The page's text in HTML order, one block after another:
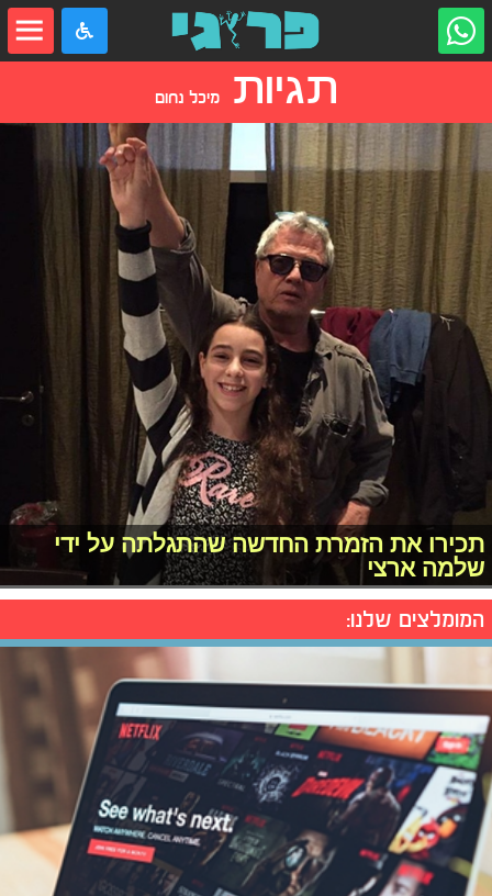
תגיותמיכל נחום
תכירו את הזמרת החדשה שהתגלתה על ידי
שלמה ארצי
המומלצים שלנו: